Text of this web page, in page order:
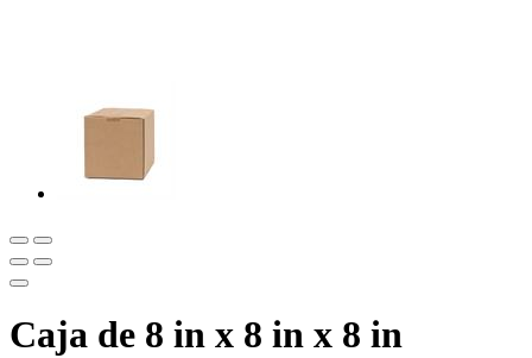
Caja de 8 in x 8 in x 8 in